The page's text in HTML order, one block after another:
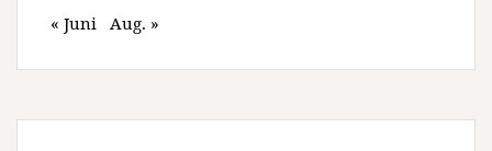
« Juni Aug. »